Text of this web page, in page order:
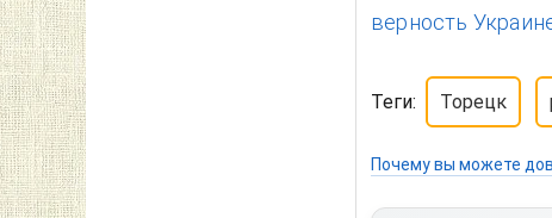
верность
Теги: Торецк
Почему вы можете